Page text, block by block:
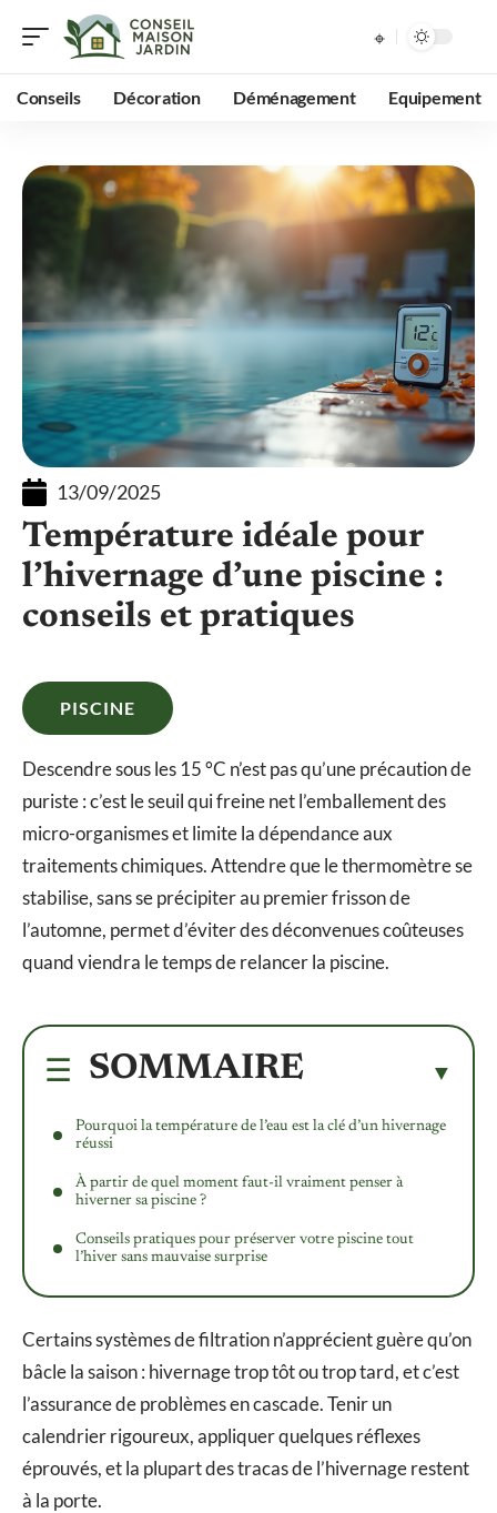
Conseils Décoration Déménagement Equipement
13/09/2025
Température idéale pour
l’hivernage d’une piscine :
conseils et pratiques
PISCINE
Descendre sous les 15 °C n’est pas qu’une précaution de
puriste : c’est le seuil qui freine net l’emballement des
micro-organismes et limite la dépendance aux
traitements chimiques. Attendre que le thermomètre se
stabilise, sans se précipiter au premier frisson de
l’automne, permet d’éviter des déconvenues coûteuses
quand viendra le temps de relancer la piscine.
SOMMAIRE
Pourquoi la température de l’eau est la clé d’un hivernage
réussi
À partir de quel moment faut-il vraiment penser à
hiverner sa piscine ?
Conseils pratiques pour préserver votre piscine tout
l’hiver sans mauvaise surprise
Certains systèmes de filtration n’apprécient guère qu’on
bâcle la saison : hivernage trop tôt ou trop tard, et c’est
l’assurance de problèmes en cascade. Tenir un
calendrier rigoureux, appliquer quelques réflexes
éprouvés, et la plupart des tracas de l’hivernage restent
à la porte.